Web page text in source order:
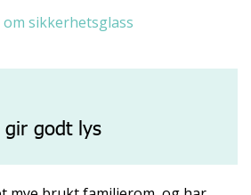
sikkerhetsglass
godt lys